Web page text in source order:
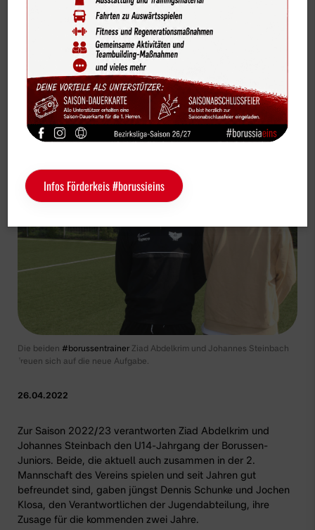
Jugendtrainer
Abdelkrim und Steinbach übernehmen die
U14
Die beiden #borussentrainer Ziad Abdelkrim und Johannes Steinbach
freuen sich auf die neue Aufgabe.
26.04.2022
Zur Saison 2022/23 verantworten Ziad Abdelkrim und
Johannes Steinbach den U14-Jahrgang der Borussen-
Juniors. Beide, die aktuell auch zusammen in der 2.
Mannschaft des Vereins spielen und seit Jahren gut
befreundet sind, gaben jüngst Dennis Schunke und Jochen
Klosa, den Verantwortlichen der Jugendabteilung, ihre
Zusage für die kommenden zwei Jahre.
Bildergalerien
Vereinskalender
Sportdeutschland-News
Das LSB-Magazin "Wir im Sport"
Sponsoren
Service
Infos Förderkeis #borussieins